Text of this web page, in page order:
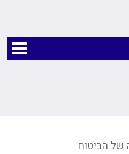
של הביטוח